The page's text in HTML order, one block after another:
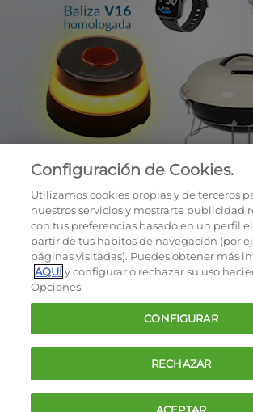
Cookies
Política de privacidad
Términos y condiciones de la
Contacto
FAQ
Configuración de Cookies.
Utilizamos cookies propias y de terceros
nuestros servicios y mostrarte publicidad
con tus preferencias basado en un perfil
partir de tus hábitos de navegación (por
páginas visitadas). Puedes obtener más
AQUÍy configurar o rechazar su uso
Opciones.
CONFIGURAR
RECHAZAR